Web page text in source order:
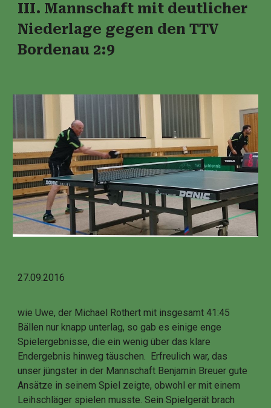
III. Mannschaft mit deutlicher
Niederlage gegen den TTV
Bordenau 2:9
27.09.2016
wie Uwe, der Michael Rothert mit insgesamt 41:45
Bällen nur knapp unterlag, so gab es einige enge
Spielergebnisse, die ein wenig über das klare
Endergebnis hinweg täuschen. Erfreulich war, das
unser jüngster in der Mannschaft Benjamin Breuer gute
Ansätze in seinem Spiel zeigte, obwohl er mit einem
Leihschläger spielen musste. Sein Spielgerät brach